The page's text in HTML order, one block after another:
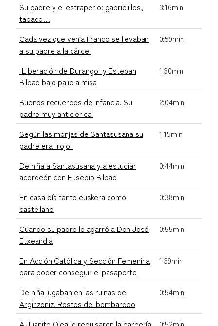
Su padre y el estraperlo: gabrielillos,
tabaco…
3:16min
Cada vez que venía Franco se llevaban
a su padre a la cárcel
0:59min
"Liberación de Durango" y Esteban
Bilbao bajo palio a misa
1:30min
Buenos recuerdos de infancia. Su
padre muy anticlerical
2:04min
Según las monjas de Santasusana su
padre era "rojo"
1:15min
De niña a Santasusana y a estudiar
acordeón con Eusebio Bilbao
0:44min
En casa oía tanto euskera como
castellano
0:38min
Cuando su padre le agarró a Don José
Etxeandia
0:55min
En Acción Católica y Sección Femenina
para poder conseguir el pasaporte
1:39min
De niña jugaban en las ruinas de
Arginzoniz. Restos del bombardeo
0:54min
A Juanito Olea le requisaron la barbería 0:52min